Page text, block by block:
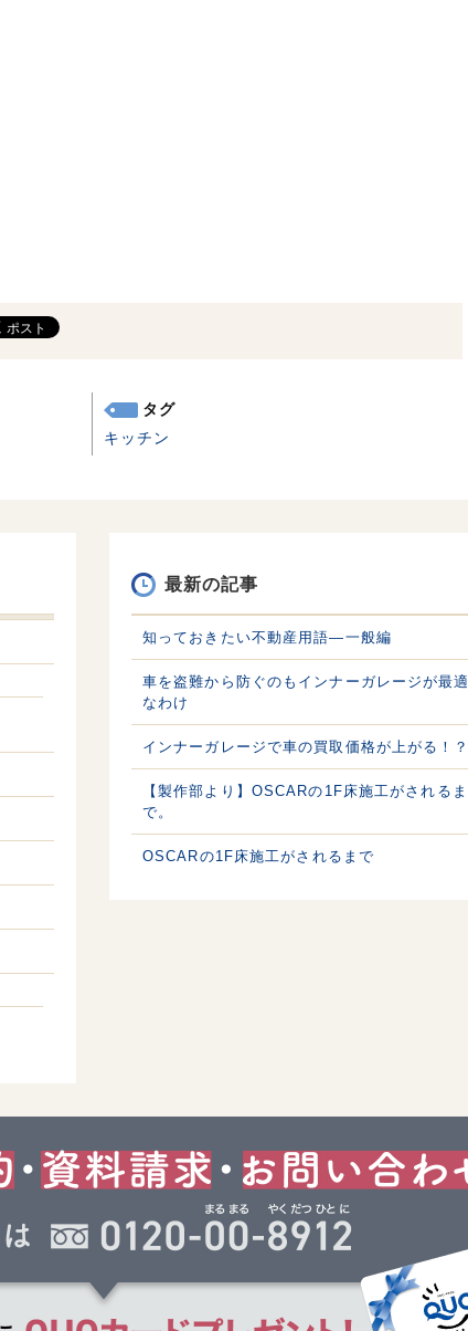
タグ
キッチン
最新の記事
知っておきたい不動産用語—一般編
車を盗難から防ぐのもインナーガレージが最適
なわけ
インナーガレージで車の買取価格が上がる！？
【製作部より】OSCARの1F床施工がされるま
で。
OSCARの1F床施工がされるまで